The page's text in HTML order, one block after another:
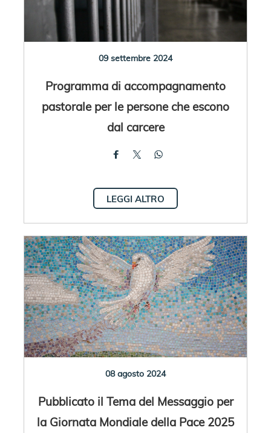
09 settembre 2024
Programma di accompagnamento
pastorale per le persone che escono
dal carcere
LEGGI ALTRO
08 agosto 2024
Pubblicato il Tema del Messaggio per
la Giornata Mondiale della Pace 2025